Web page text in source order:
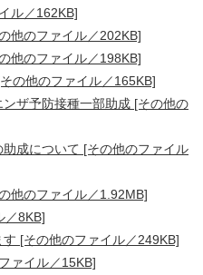
ル／162KB]
他のファイル／202KB]
他のファイル／198KB]
の他のファイル／165KB]
ザ予防接種一部助成 [その他の
成について [その他のファイル
他のファイル／1.92MB]
／8KB]
[その他のファイル／249KB]
ァイル／15KB]